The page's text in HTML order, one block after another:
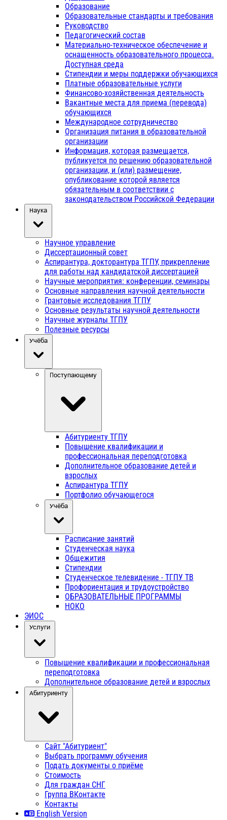
Образование
Образовательные стандарты и требования
Руководство
Педагогический состав
Материально-техническое обеспечение и
оснащенность образовательного процесса.
Доступная среда
Стипендии и меры поддержки обучающихся
Платные образовательные услуги
Финансово-хозяйственная деятельность
Вакантные места для приема (перевода)
обучающихся
Международное сотрудничество
Организация питания в образовательной
организации
Информация, которая размещается,
публикуется по решению образовательной
организации, и (или) размещение,
опубликование которой является
обязательным в соответствии с
законодательством Российской Федерации
Наука
Научное управление
Диссертационный совет
Аспирантура, докторантура ТГПУ, прикрепление
для работы над кандидатской диссертацией
Научные мероприятия: конференции, семинары
Основные направления научной деятельности
Грантовые исследования ТГПУ
Основные результаты научной деятельности
Научные журналы ТГПУ
Полезные ресурсы
Учёба
Поступающему
Абитуриенту ТГПУ
Повышение квалификации и
профессиональная переподготовка
Дополнительное образование детей и
взрослых
Аспирантура ТГПУ
Портфолио обучающегося
Учёба
Расписание занятий
Студенческая наука
Общежития
Стипендии
Студенческое телевидение - ТГПУ ТВ
Профориентация и трудоустройство
ОБРАЗОВАТЕЛЬНЫЕ ПРОГРАММЫ
НОКО
ЭИОС
Услуги
Повышение квалификации и профессиональная
переподготовка
Дополнительное образование детей и взрослых
Абитуриенту
Сайт "Абитуриент"
Выбрать программу обучения
Подать документы о приёме
Стоимость
Для граждан СНГ
Группа ВКонтакте
Контакты
English Version